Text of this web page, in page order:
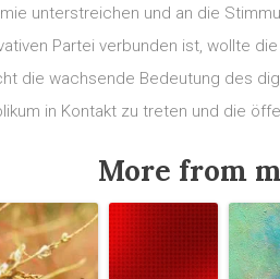
unterstreichen und an die
Partei verbunden ist, wollte
die wachsende Bedeutung des
in Kontakt zu treten und die
More from